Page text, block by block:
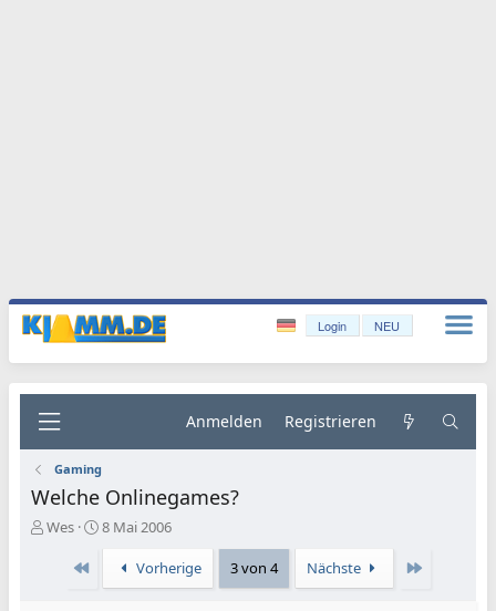
Login NEU
Anmelden Registrieren
Gaming
Welche Onlinegames?
E
Wes
E
t
8 Mai 2006
Erste
Vorherige 3 von 4 Nächste